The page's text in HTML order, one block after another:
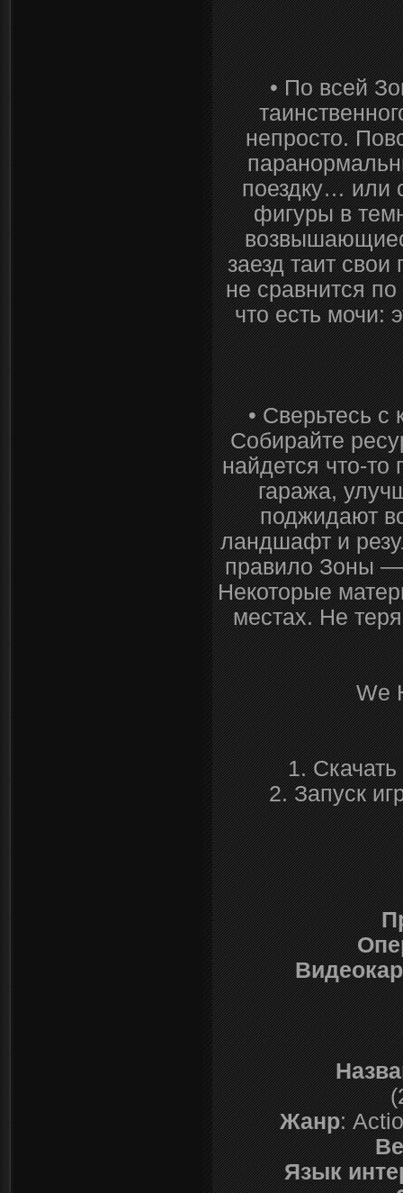
• По всей
непросто.
поездку… или
фигуры в
заезд таит
не сравнится
что есть мочи:
• Сверьтесь с
Собирайте
найдется что-
гаража,
поджидают
ландшафт и
правило Зоны —
Некоторые
местах. Не
We
1.
2. Запуск
Жанр:
Язык